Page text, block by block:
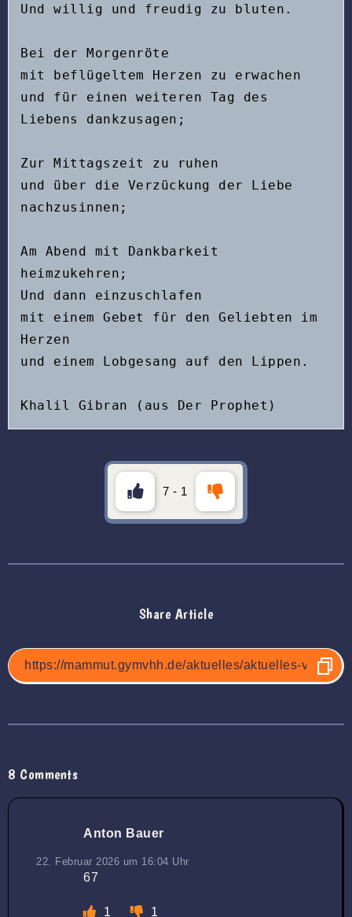
Und willig und freudig zu bluten.
Bei der Morgenröte
mit beflügeltem Herzen zu erwachen
und für einen weiteren Tag des
Liebens dankzusagen;
Zur Mittagszeit zu ruhen
und über die Verzückung der Liebe
nachzusinnen;
Am Abend mit Dankbarkeit
heimzukehren;
Und dann einzuschlafen
mit einem Gebet für den Geliebten im
Herzen
und einem Lobgesang auf den Lippen.
Khalil Gibran (aus Der Prophet)
7 - 1
Share Article
8 Comments
Anton Bauer
22. Februar 2026 um 16:04 Uhr
67
1 1